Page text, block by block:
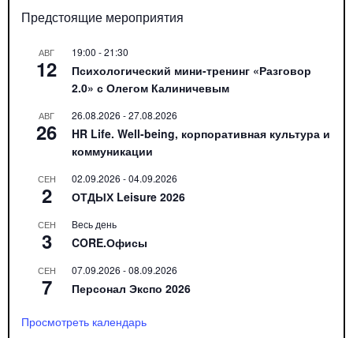
Предстоящие мероприятия
АВГ
12
19:00 -21:30
Психологический мини-тренинг «Разговор
2.0» с Олегом Калиничевым
АВГ
26
26.08.2026 -27.08.2026
HR Life. Well-being, корпоративная культура и
коммуникации
СЕН
2
02.09.2026 -04.09.2026
ОТДЫХ Leisure 2026
СЕН
3
Весь день
CORE.Офисы
СЕН
7
07.09.2026 -08.09.2026
Персонал Экспо 2026
Просмотреть календарь